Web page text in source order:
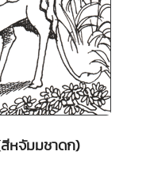
หจัมมชาดก)